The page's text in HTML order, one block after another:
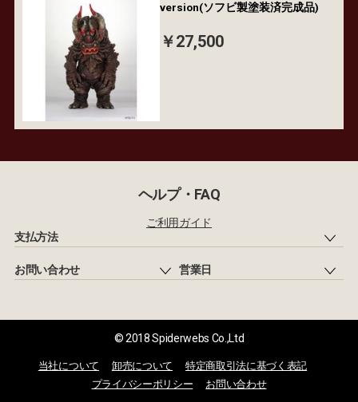
version(ソフビ製塗装済完成品)
￥27,500
ヘルプ・FAQ
ご利用ガイド
支払方法
お問い合わせ 営業日
© 2018 Spiderwebs Co.,Ltd
当社について 卸売について
特定商取引法に基づく表記
プライバシーポリシー
お問い合わせ